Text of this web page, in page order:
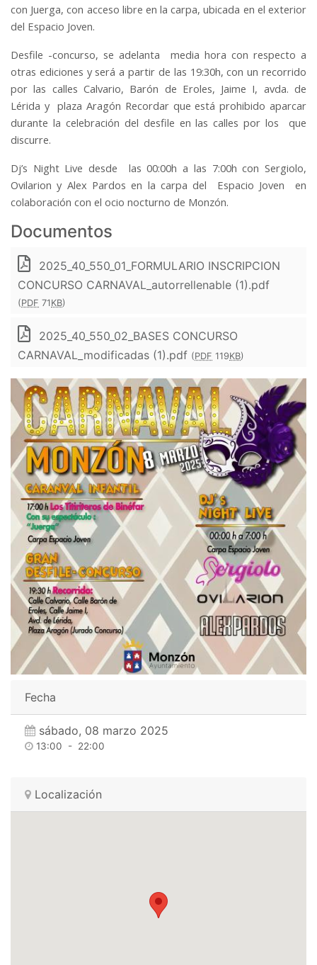
con Juerga, con acceso libre en la carpa, ubicada en el exterior
del Espacio Joven.
Desfile -concurso, se adelanta media hora con respecto a
otras ediciones y será a partir de las 19:30h, con un recorrido
por las calles Calvario, Barón de Eroles, Jaime I, avda. de
Lérida y plaza Aragón Recordar que está prohibido aparcar
durante la celebración del desfile en las calles por los que
discurre.
Dj’s Night Live desde las 00:00h a las 7:00h con Sergiolo,
Ovilarion y Alex Pardos en la carpa del Espacio Joven en
colaboración con el ocio nocturno de Monzón.
Documentos
2025_40_550_01_FORMULARIO INSCRIPCION
CONCURSO CARNAVAL_autorrellenable (1).pdf
(PDF 71KB)
2025_40_550_02_BASES CONCURSO
CARNAVAL_modificadas (1).pdf (PDF 119KB)
Fecha
sábado, 08 marzo 2025
13:00 - 22:00
Localización